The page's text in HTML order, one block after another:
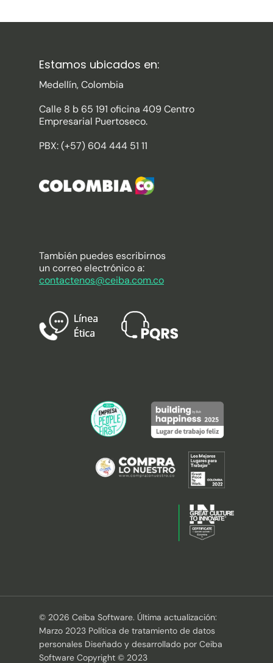
Estamos ubicados en:
Medellín, Colombia
Calle 8 b 65 191 oficina 409 Centro
Empresarial Puertoseco.
PBX: (+57) 604 444 51 11
También puedes escribirnos
un correo electrónico a:
contactenos@ceiba.com.co
© 2026 Ceiba Software. Última actualización:
Marzo 2023 Política de tratamiento de datos
personales Diseñado y desarrollado por Ceiba
Software Copyright © 2023